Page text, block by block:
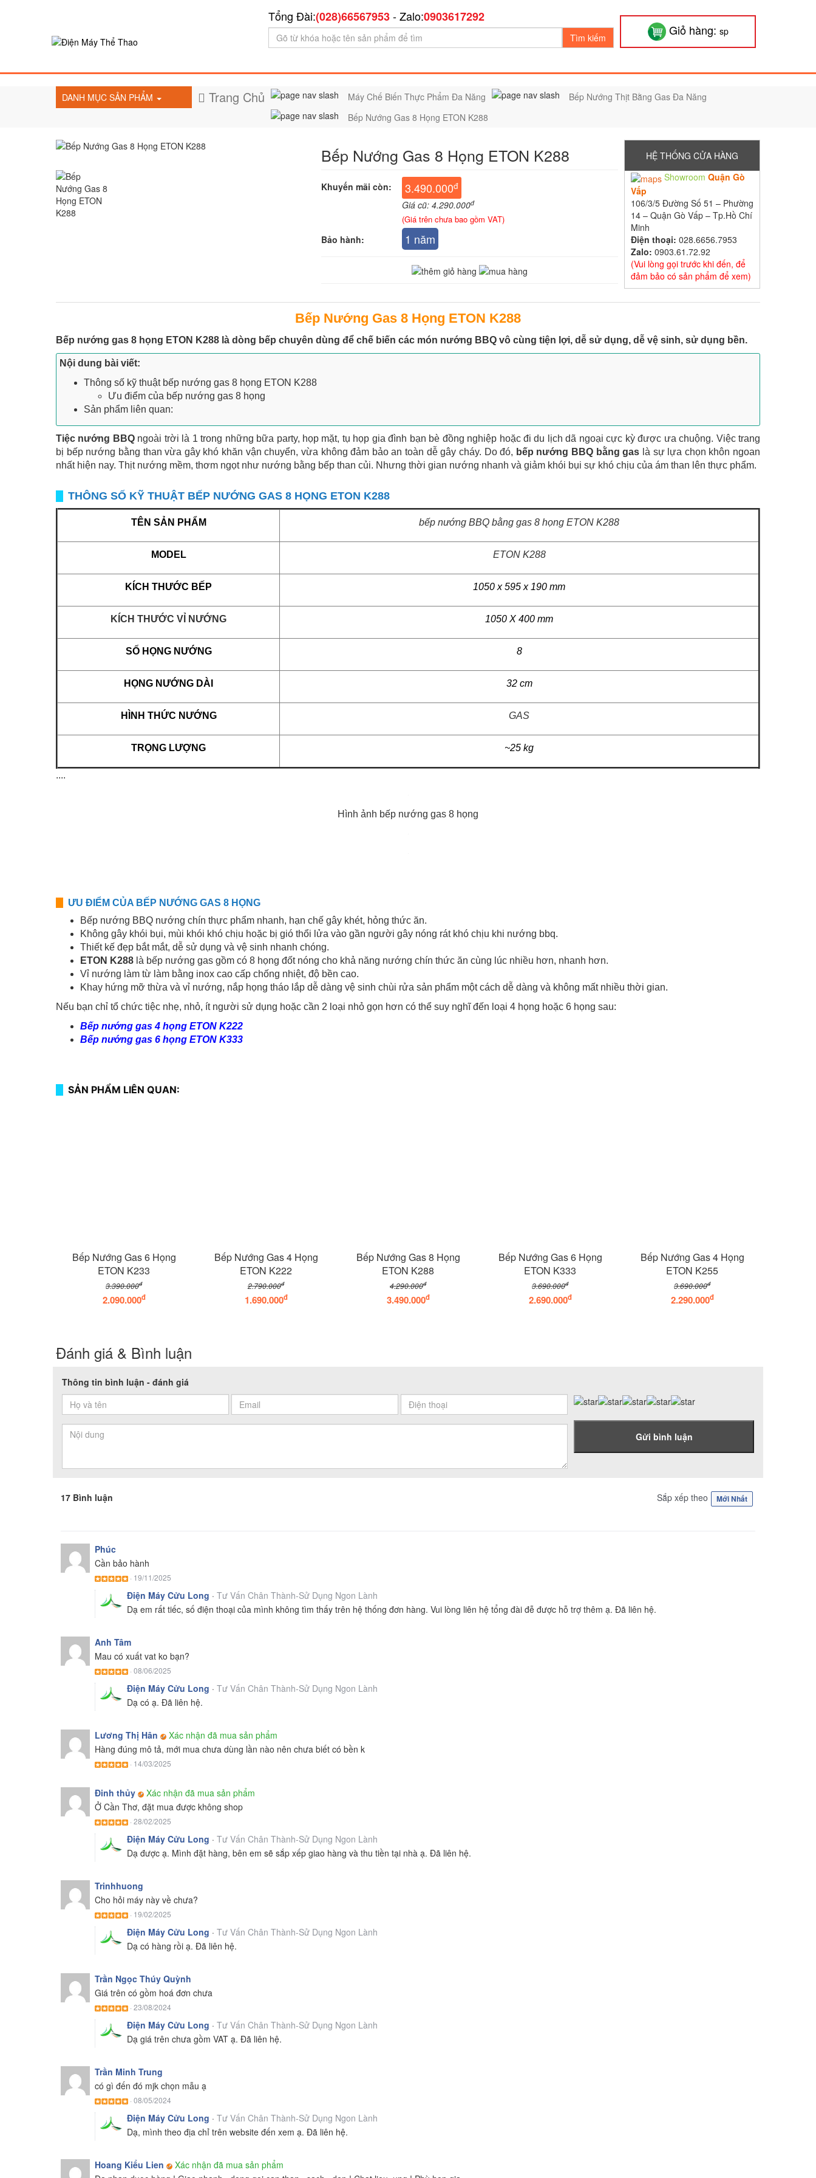
Tổng Đài:(028)66567953- Zalo:0903617292
Tìm kiếm
Giỏ hàng: sp
DANH MỤC SẢN PHẨM Trang Chủ Máy Chế Biến Thực Phẩm Đa Năng
Bếp Nướng Thịt Bằng Gas Đa Năng
Bếp Nướng Gas 8 Họng ETON K288
Bếp Nướng Gas 8 Họng ETON K288
Khuyến mãi còn: 3.490.000đ
Giá cũ: 4.290.000đ
(Giá trên chưa bao gồm VAT)
Bảo hành: 1 năm
HỆ THỐNG CỬA HÀNG
Showroom Quận Gò
Vấp
106/3/5 Đường Số 51 – Phường
14 – Quận Gò Vấp – Tp.Hồ Chí
Minh
Điện thoại: 028.6656.7953
Zalo: 0903.61.72.92
(Vui lòng gọi trước khi đến, để
đảm bảo có sản phẩm để xem)
Bếp Nướng Gas 8 Họng ETON K288
Bếp nướng gas 8 họng ETON K288 là dòng bếp chuyên dùng để chế biến các món nướng BBQ vô cùng tiện lợi, dễ sử dụng, dễ vệ sinh, sử dụng bền.
Nội dung bài viết:
Thông số kỹ thuật bếp nướng gas 8 họng ETON K288
Ưu điểm của bếp nướng gas 8 họng
Sản phẩm liên quan:
Tiệc nướng BBQngoài trời là 1 trong những bữa party, họp mặt, tụ họp gia đình bạn bè đồng nghiệp hoặc đi du lịch dã ngoại cực kỳ được ưa chuộng. Việc trang
bị bếp nướng bằng than vừa gây khó khăn vận chuyển, vừa không đảm bảo an toàn dễ gây cháy. Do đó, bếp nướng BBQ bằng gas là sự lựa chọn khôn ngoan
nhất hiện nay. Thịt nướng mềm, thơm ngọt như nướng bằng bếp than củi. Nhưng thời gian nướng nhanh và giảm khói bụi sự khó chịu của ám than lên thực phẩm.
THÔNG SỐ KỸ THUẬT BẾP NƯỚNG GAS 8 HỌNG ETON K288
TÊN SẢN PHẨM bếp nướng BBQ bằng gas 8 họng ETON K288
MODEL ETON K288
KÍCH THƯỚC BẾP 1050 x 595 x 190 mm
KÍCH THƯỚC VỈ NƯỚNG 1050 X 400 mm
SỐ HỌNG NƯỚNG 8
HỌNG NƯỚNG DÀI 32 cm
HÌNH THỨC NƯỚNG GAS
TRỌNG LƯỢNG ~25 kg
....
Hình ảnh bếp nướng gas 8 họng
ƯU ĐIỂM CỦA BẾP NƯỚNG GAS 8 HỌNG
Bếp nướng BBQ nướng chín thực phẩm nhanh, hạn chế gây khét, hỏng thức ăn.
Không gây khói bụi, mùi khói khó chịu hoặc bị gió thổi lửa vào gần người gây nóng rát khó chịu khi nướng bbq.
Thiết kế đẹp bắt mắt, dễ sử dụng và vệ sinh nhanh chóng.
ETON K288 là bếp nướng gas gồm có 8 họng đốt nóng cho khả năng nướng chín thức ăn cùng lúc nhiều hơn, nhanh hơn.
Vỉ nướng làm từ làm bằng inox cao cấp chống nhiệt, độ bền cao.
Khay hứng mỡ thừa và vỉ nướng, nắp họng tháo lắp dễ dàng vệ sinh chùi rửa sản phẩm một cách dễ dàng và không mất nhiều thời gian.
Nếu bạn chỉ tổ chức tiệc nhẹ, nhỏ, ít người sử dụng hoặc cần 2 loại nhỏ gọn hơn có thể suy nghĩ đến loại 4 họng hoặc 6 họng sau:
Bếp nướng gas 4 họng ETON K222
Bếp nướng gas 6 họng ETON K333
SẢN PHẨM LIÊN QUAN:
Bếp Nướng Gas 6 Họng
ETON K233
3.390.000đ
2.090.000đ
Bếp Nướng Gas 4 Họng
ETON K222
2.790.000đ
1.690.000đ
Bếp Nướng Gas 8 Họng
ETON K288
4.290.000đ
3.490.000đ
Bếp Nướng Gas 6 Họng
ETON K333
3.690.000đ
2.690.000đ
Bếp Nướng Gas 4 Họng
ETON K255
3.690.000đ
2.290.000đ
Đánh giá & Bình luận
Thông tin bình luận - đánh giá
Gửi bình luận
17 Bình luận Sắp xếp theo Mới Nhất
Phúc
Cần bảo hành
· 19/11/2025
Điện Máy Cửu Long · Tư Vấn Chân Thành-Sử Dụng Ngon Lành
Dạ em rất tiếc, số điện thoại của mình không tìm thấy trên hệ thống đơn hàng. Vui lòng liên hệ tổng đài đễ được hỗ trợ thêm ạ. Đã liên hệ.
Anh Tâm
Mau có xuất vat ko bạn?
· 08/06/2025
Điện Máy Cửu Long · Tư Vấn Chân Thành-Sử Dụng Ngon Lành
Dạ có ạ. Đã liên hệ.
Lương Thị Hân
Xác nhận đã mua sản phẩm
Hàng đúng mô tả, mới mua chưa dùng lần nào nên chưa biết có bền k
· 14/03/2025
Đinh thủy
Xác nhận đã mua sản phẩm
Ở Cần Thơ, đặt mua được không shop
· 28/02/2025
Điện Máy Cửu Long · Tư Vấn Chân Thành-Sử Dụng Ngon Lành
Dạ được ạ. Mình đặt hàng, bên em sẽ sắp xếp giao hàng và thu tiền tại nhà ạ. Đã liên hệ.
Trinhhuong
Cho hỏi máy này về chưa?
· 19/02/2025
Điện Máy Cửu Long · Tư Vấn Chân Thành-Sử Dụng Ngon Lành
Dạ có hàng rồi ạ. Đã liên hệ.
Trần Ngọc Thúy Quỳnh
Giá trên có gồm hoá đơn chưa
· 23/08/2024
Điện Máy Cửu Long · Tư Vấn Chân Thành-Sử Dụng Ngon Lành
Dạ giá trên chưa gồm VAT ạ. Đã liên hệ.
Trần Minh Trung
có gì đến đó mjk chọn mẫu ạ
· 08/05/2024
Điện Máy Cửu Long · Tư Vấn Chân Thành-Sử Dụng Ngon Lành
Dạ, mình theo địa chỉ trên website đến xem ạ. Đã liên hệ.
Hoang Kiểu Lien
Xác nhận đã mua sản phẩm